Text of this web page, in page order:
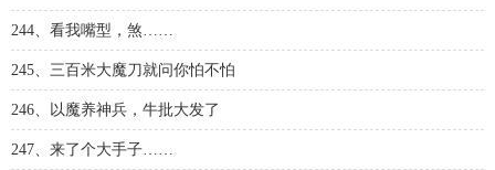
244、看我嘴型，煞……
245、三百米大魔刀就问你怕不怕
246、以魔养神兵，牛批大发了
247、来了个大手子……